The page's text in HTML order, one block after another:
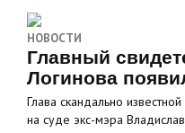
НОВОСТИ
Главный
Логинова
Глава скандально
на суде экс-мэра